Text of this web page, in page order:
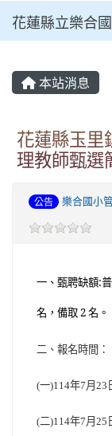
花蓮縣立樂合
本站消息
花蓮縣玉里
理教師甄選
公告 樂合國小
一、甄聘缺額:
名，備取 2 名。
二、報名時間：
(一)114年7月23
(二)114年7月25